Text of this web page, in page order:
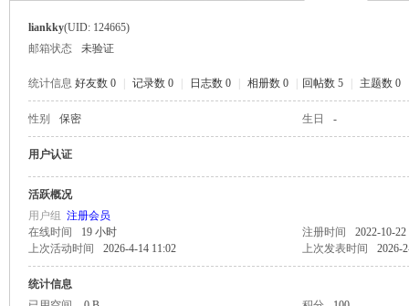
liankky(UID: 124665)
邮箱状态
未验证
统计信息 好友数 0 记录数 0 日志数 0 相册数 0 回帖数 5 主题数 0
性别 保密 生日 -
用户认证
活跃概况
用户组 注册会员
在线时间
19 小时 注册时间
2022-10-22
上次活动时间
2026-4-14 11:02 上次发表时间 2026-
统计信息